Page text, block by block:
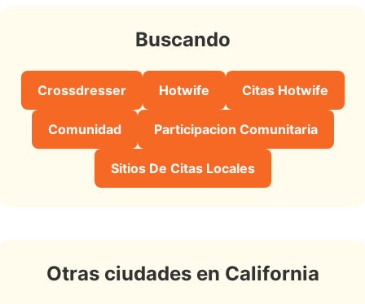
Buscando
Crossdresser Hotwife Citas Hotwife
Comunidad Participacion Comunitaria
Sitios De Citas Locales
Otras ciudades en California